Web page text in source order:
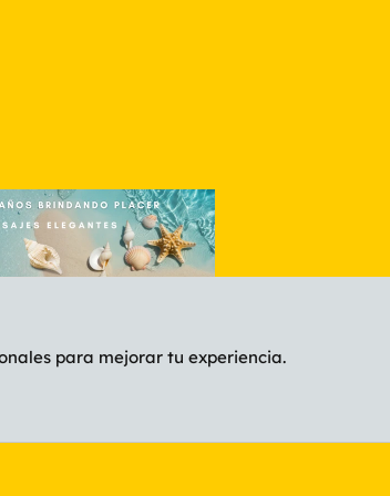
para mejorar tu experiencia.